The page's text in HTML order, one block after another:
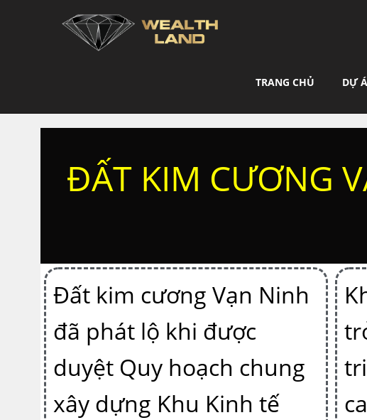
TRANG CHỦ DỰ
ĐẤT KIM CƯƠNG
Đất kim cương Vạn Ninh
đã phát lộ khi được
duyệt Quy hoạch chung
xây dựng Khu Kinh tế